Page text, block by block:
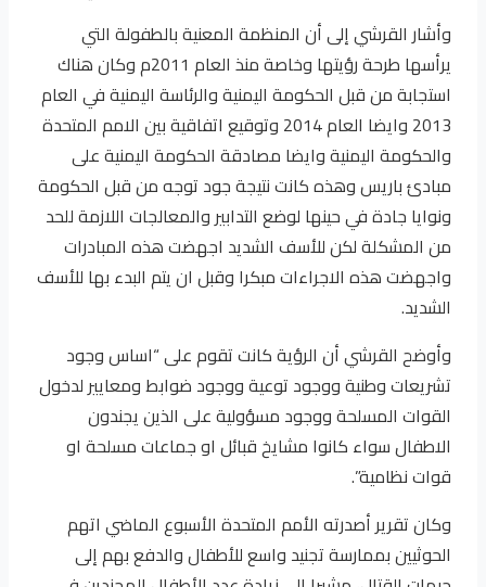
وأشار القرشي إلى أن المنظمة المعنية بالطفولة التي
يرأسها طرحة رؤيتها وخاصة منذ العام 2011م وكان هناك
استجابة من قبل الحكومة اليمنية والرئاسة اليمنية في العام
2013 وايضا العام 2014 وتوقيع اتفاقية بين الامم المتحدة
والحكومة اليمنية وايضا مصادقة الحكومة اليمنية على
مبادئ باريس وهذه كانت نتيجة جود توجه من قبل الحكومة
ونوايا جادة في حينها لوضع التدابير والمعالجات اللازمة للحد
من المشكلة لكن للأسف الشديد اجهضت هذه المبادرات
واجهضت هذه الاجراءات مبكرا وقبل ان يتم البدء بها للأسف
الشديد.
وأوضح القرشي أن الرؤية كانت تقوم على “اساس وجود
تشريعات وطنية ووجود توعية ووجود ضوابط ومعايير لدخول
القوات المسلحة ووجود مسؤولية على الذين يجندون
الاطفال سواء كانوا مشايخ قبائل او جماعات مسلحة او
قوات نظامية”.
وكان تقرير أصدرته الأمم المتحدة الأسبوع الماضي اتهم
الحوثيين بممارسة تجنيد واسع للأطفال والدفع بهم إلى